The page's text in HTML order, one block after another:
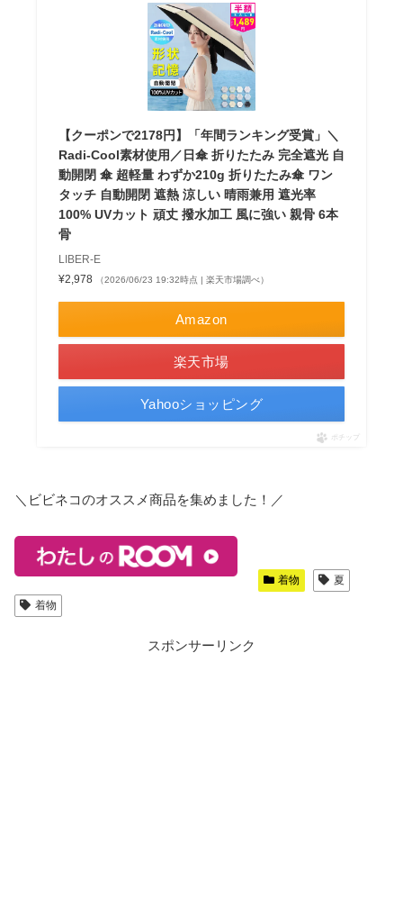
【クーポンで2178円】「年間ランキング受賞」＼
Radi-Cool素材使用／日傘 折りたたみ 完全遮光 自
動開閉 傘 超軽量 わずか210g 折りたたみ傘 ワン
タッチ 自動開閉 遮熱 涼しい 晴雨兼用 遮光率
100% UVカット 頑丈 撥水加工 風に強い 親骨 6本
骨
LIBER-E
¥2,978
（2026/06/23 19:32時点 | 楽天市場調べ）
Amazon
楽天市場
Yahooショッピング
ポチップ
＼ビビネコのオススメ商品を集めました！／
着物
夏
着物
スポンサーリンク